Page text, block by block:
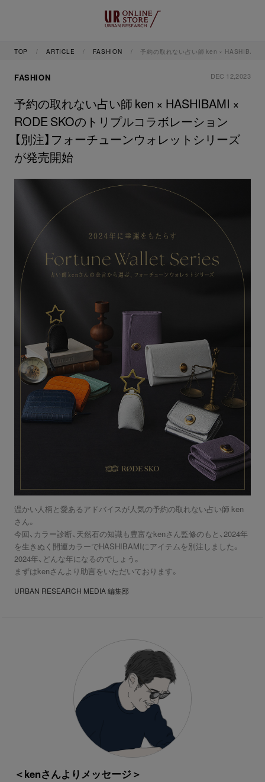
TOP ARTICLE FASHION 予約の取れない占い師 ken × HASHIBAMI
FASHION DEC 12,2023
予約の取れない占い師 ken × HASHIBAMI ×
RODE SKOのトリプルコラボレーション
【別注】フォーチューンウォレットシリーズ
が発売開始
温かい人柄と愛あるアドバイスが人気の予約の取れない占い師 ken
さん。
今回、カラー診断、天然石の知識も豊富なkenさん監修のもと、2024年
を生きぬく開運カラーでHASHIBAMIにアイテムを別注しました。
2024年、どんな年になるのでしょう。
まずはkenさんより助言をいただいております。
URBAN RESEARCH MEDIA 編集部
＜kenさんよりメッセージ＞